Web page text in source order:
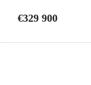
€329 900